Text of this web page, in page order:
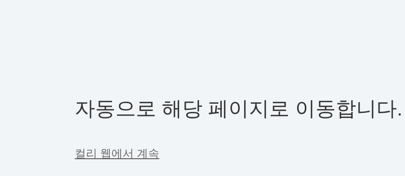
자동으로 해당 페이지로 이동합니다.
컬리 웹에서 계속